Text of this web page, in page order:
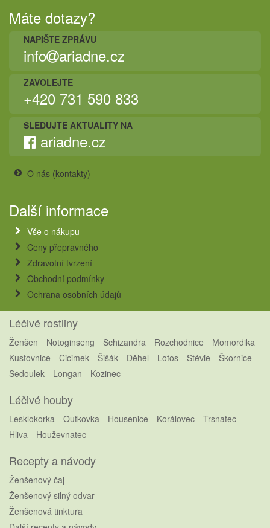
Máte dotazy?
NAPIŠTE ZPRÁVU
info ariadne.cz
ZAVOLEJTE
+420 731 590 833
SLEDUJTE AKTUALITY NA
ariadne.cz
O nás (kontakty)
Další informace
Vše o nákupu
Ceny přepravného
Zdravotní tvrzení
Obchodní podmínky
Ochrana osobních údajů
Léčivé rostliny
Ženšen Notoginseng Schizandra Rozchodnice
Momordika
Kustovnice
Cicimek Šišák Děhel Lotos Stévie
Škornice
Sedoulek
Longan Kozinec
Léčivé houby
Lesklokorka Outkovka Housenice Korálovec
Trsnatec
Hliva
Houževnatec
Recepty a návody
Ženšenový čaj
Ženšenový silný odvar
Ženšenová tinktura